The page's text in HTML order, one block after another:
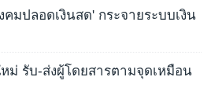
มปลอดเงินสด' กระจายระบบเงิน
ม่ รับ-ส่งผู้โดยสารตามจุดเหมือน